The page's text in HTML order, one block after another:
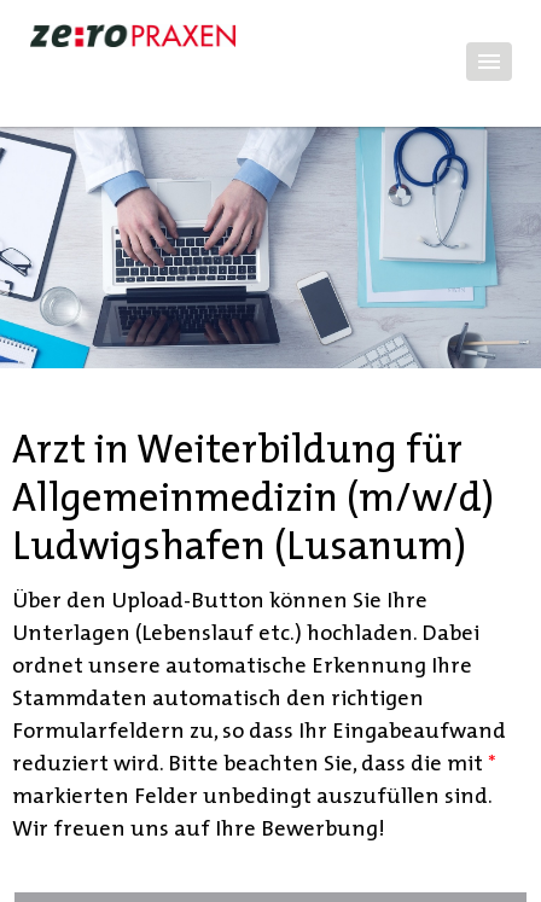
Arzt in Weiterbildung für
Allgemeinmedizin (m/w/d)
Ludwigshafen (Lusanum)
Über den Upload-Button können Sie Ihre
Unterlagen (Lebenslauf etc.) hochladen. Dabei
ordnet unsere automatische Erkennung Ihre
Stammdaten automatisch den richtigen
Formularfeldern zu, so dass Ihr Eingabeaufwand
reduziert wird. Bitte beachten Sie, dass die mit *
markierten Felder unbedingt auszufüllen sind.
Wir freuen uns auf Ihre Bewerbung!